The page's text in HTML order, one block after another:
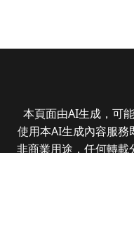
本頁面由AI生成，可
使用本AI生成內容服
非商業用途，任何轉